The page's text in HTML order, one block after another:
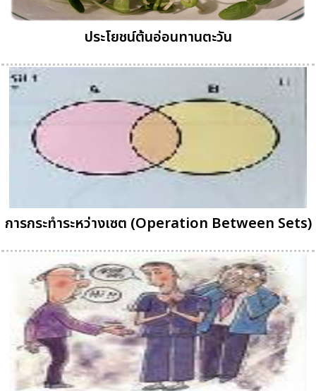
ประโยชน์ต้นอ่อนทานตะวัน
การกระทำระหว่างเซต (Operation Between Sets)